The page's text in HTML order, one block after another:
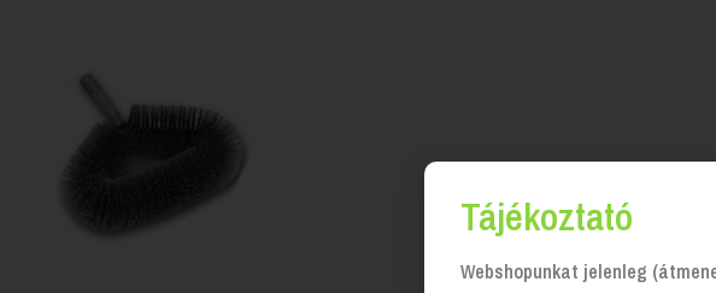
Tájékoztató
Webshopunkat jelenleg